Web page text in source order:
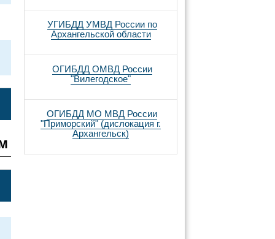
УГИБДД УМВД России по
Архангельской области
ОГИБДД ОМВД России
"Вилегодское"
ОГИБДД МО МВД России
"Приморский" (дислокация г.
Архангельск)